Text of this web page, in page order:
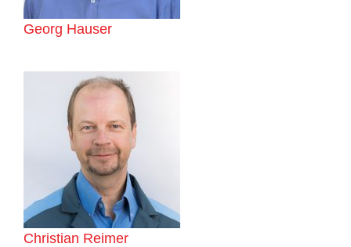
Georg Hauser
Christian Reimer